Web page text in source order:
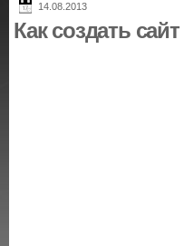
14.08.2013
Как создать